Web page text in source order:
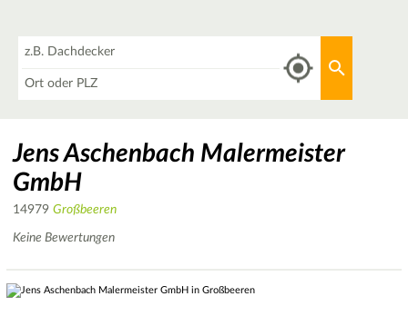
Jens Aschenbach Malermeister
GmbH
14979 Großbeeren
Keine Bewertungen